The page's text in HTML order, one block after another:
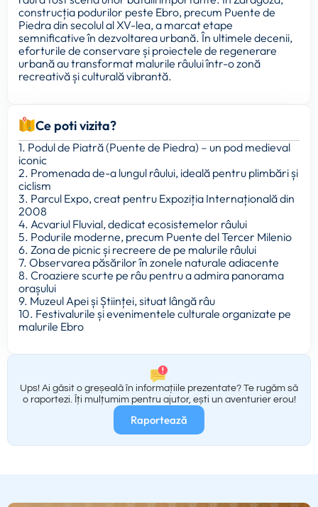
construcția podurilor peste Ebro, precum Puente de
Piedra din secolul al XV-lea, a marcat etape
semnificative în dezvoltarea urbană. În ultimele decenii,
eforturile de conservare și proiectele de regenerare
urbană au transformat malurile râului într-o zonă
recreativă și culturală vibrantă.
Ce poti vizita?
1. Podul de Piatră (Puente de Piedra) – un pod medieval
iconic
2. Promenada de-a lungul râului, ideală pentru plimbări și
ciclism
3. Parcul Expo, creat pentru Expoziția Internațională din
2008
4. Acvariul Fluvial, dedicat ecosistemelor râului
5. Podurile moderne, precum Puente del Tercer Milenio
6. Zona de picnic și recreere de pe malurile râului
7. Observarea păsărilor în zonele naturale adiacente
8. Croaziere scurte pe râu pentru a admira panorama
orașului
9. Muzeul Apei și Științei, situat lângă râu
10. Festivalurile și evenimentele culturale organizate pe
malurile Ebro
Ups! Ai găsit o greșeală în informațiile prezentate? Te rugăm să
o raportezi. Îți mulțumim pentru ajutor, ești un aventurier erou!
Raportează